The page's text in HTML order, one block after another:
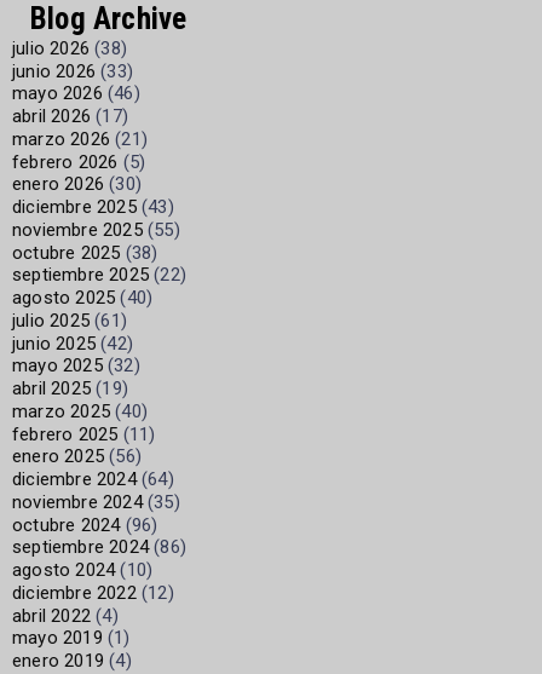
Blog Archive
julio 2026 (38)
junio 2026 (33)
mayo 2026 (46)
abril 2026 (17)
marzo 2026 (21)
febrero 2026 (5)
enero 2026 (30)
diciembre 2025(43)
noviembre 2025(55)
octubre 2025 (38)
septiembre 2025 (22)
agosto 2025 (40)
julio 2025 (61)
junio 2025 (42)
mayo 2025(32)
abril 2025 (19)
marzo 2025 (40)
febrero 2025 (11)
enero 2025 (56)
diciembre 2024(64)
noviembre 2024(35)
octubre 2024(96)
septiembre 2024(86)
agosto 2024(10)
diciembre 2022(12)
abril 2022 (4)
mayo 2019 (1)
enero 2019 (4)